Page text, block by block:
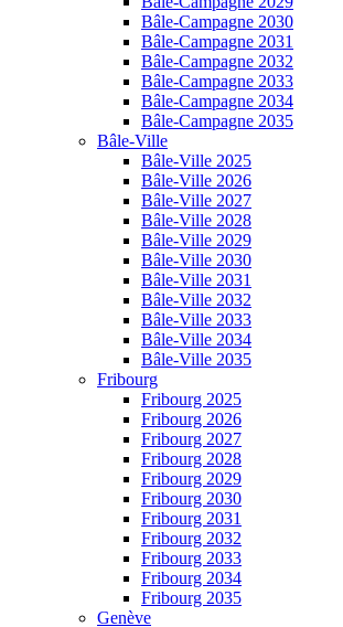
Bâle-Campagne 2030
Bâle-Campagne 2031
Bâle-Campagne 2032
Bâle-Campagne 2033
Bâle-Campagne 2034
Bâle-Campagne 2035
Bâle-Ville
Bâle-Ville 2025
Bâle-Ville 2026
Bâle-Ville 2027
Bâle-Ville 2028
Bâle-Ville 2029
Bâle-Ville 2030
Bâle-Ville 2031
Bâle-Ville 2032
Bâle-Ville 2033
Bâle-Ville 2034
Bâle-Ville 2035
Fribourg
Fribourg 2025
Fribourg 2026
Fribourg 2027
Fribourg 2028
Fribourg 2029
Fribourg 2030
Fribourg 2031
Fribourg 2032
Fribourg 2033
Fribourg 2034
Fribourg 2035
Genève